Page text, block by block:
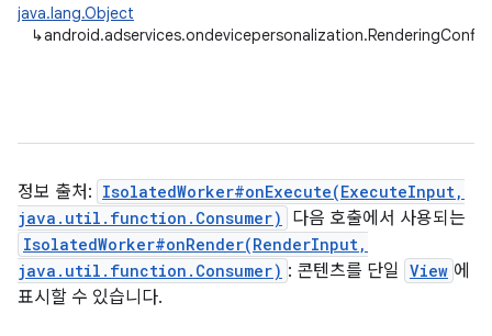
java.lang.Object
↳android.adservices.ondevicepersonalization.RenderingConfig
정보 출처: IsolatedWorker#onExecute(ExecuteInput,
java.util.function.Consumer)
다음 호출에서 사용되는
IsolatedWorker#onRender(RenderInput,
java.util.function.Consumer) : 콘텐츠를 단일 View 에
표시할 수 있습니다.